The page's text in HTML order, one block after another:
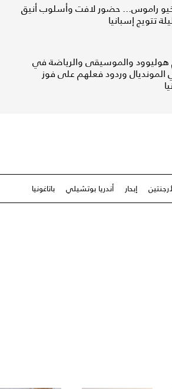
راموس... حضور لافت وأسلوب أنيق
تتويج إسبانيا
هوليوود والموسيقى والرياضة في
المونديال وردود فعلهم على فوز
إبحار أندريا بوتشيلي باتاغونيا